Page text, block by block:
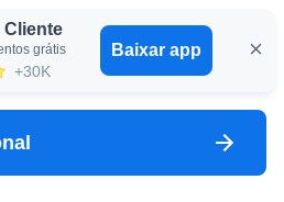
Cliente
grátis
+30K
Baixar app
Entrar